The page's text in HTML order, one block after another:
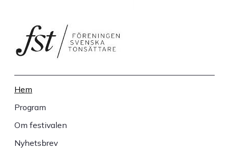
Sidfot
Hem
Program
Om festivalen
Nyhetsbrev